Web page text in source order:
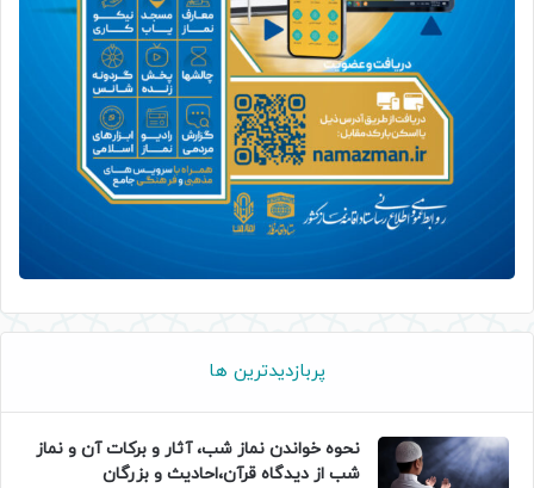
پربازدیدترین ها
نحوه خواندن نماز شب، آثار و برکات آن و نماز
شب از دیدگاه قرآن،احادیث و بزرگان